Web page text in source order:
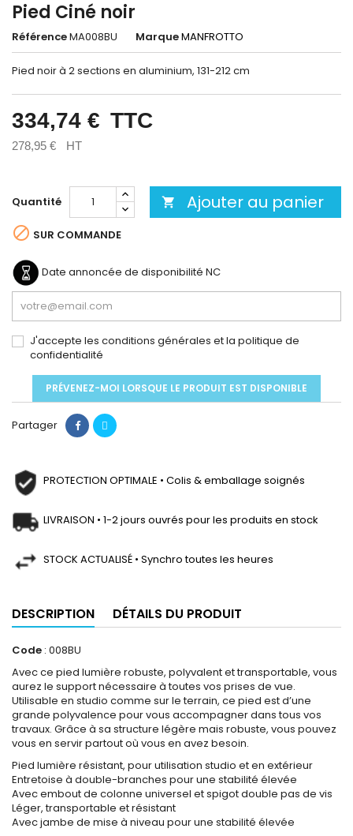
Pied Ciné noir
RéférenceMA008BU MarqueMANFROTTO
Pied noir à 2 sections en aluminium, 131-212 cm
334,74 € TTC
278,95 € HT
Quantité  Ajouter au panier
 SUR COMMANDE
Date annoncée de disponibilité NC
J'accepte les conditions générales et la politique de
confidentialité
PRÉVENEZ-MOI LORSQUE LE PRODUIT EST DISPONIBLE
Partager
PROTECTION OPTIMALE • Colis & emballage soignés
LIVRAISON • 1-2 jours ouvrés pour les produits en stock
STOCK ACTUALISÉ • Synchro toutes les heures
DESCRIPTION DÉTAILS DU PRODUIT
Code : 008BU
Avec ce pied lumière robuste, polyvalent et transportable, vous
aurez le support nécessaire à toutes vos prises de vue.
Utilisable en studio comme sur le terrain, ce pied est d’une
grande polyvalence pour vous accompagner dans tous vos
travaux. Grâce à sa structure légère mais robuste, vous pouvez
vous en servir partout où vous en avez besoin.
Pied lumière résistant, pour utilisation studio et en extérieur
Entretoise à double-branches pour une stabilité élevée
Avec embout de colonne universel et spigot double pas de vis
Léger, transportable et résistant
Avec jambe de mise à niveau pour une stabilité élevée